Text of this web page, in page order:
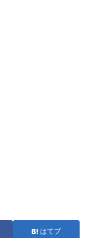
はてブ